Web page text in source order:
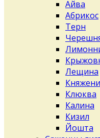
Айва
Абрикос
Терн
Лещина
Клюква
Калина
Кизил
Йошта